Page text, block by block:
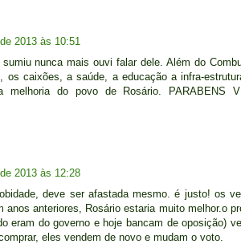
2013 às 10:51
nunca mais ouvi falar dele. Além do
os caixões, a saúde, a educação a infra-
melhoria do povo de Rosário. PARABENS
2013 às 12:28
deve ser afastada mesmo. é justo! os
anteriores, Rosário estaria muito melhor.o
eram do governo e hoje bancam de oposição)
eles vendem de novo e mudam o voto.